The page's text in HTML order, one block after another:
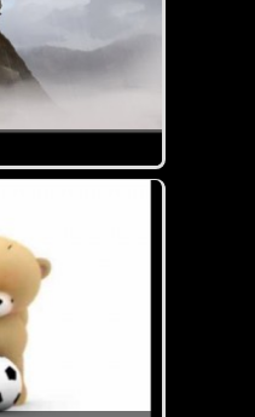
desto besser ist die